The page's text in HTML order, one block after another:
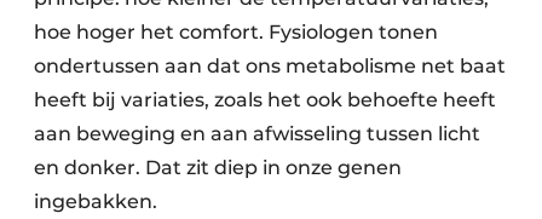
hoe hoger het comfort. Fysiologen tonen
ondertussen aan dat ons metabolisme net baat
heeft bij variaties, zoals het ook behoefte heeft
aan beweging en aan afwisseling tussen licht
en donker. Dat zit diep in onze genen
ingebakken.